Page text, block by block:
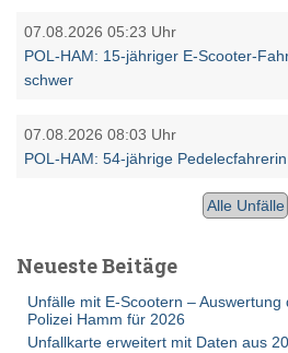
07.08.2026 05:23 Uhr
POL-HAM: 15-jähriger E-Scooter-
schwer
07.08.2026 08:03 Uhr
POL-HAM: 54-jährige
Alle Unfälle
Neueste Beitäge
Unfälle mit E-Scootern –
Polizei Hamm für 2026
Unfallkarte erweitert mit Daten aus